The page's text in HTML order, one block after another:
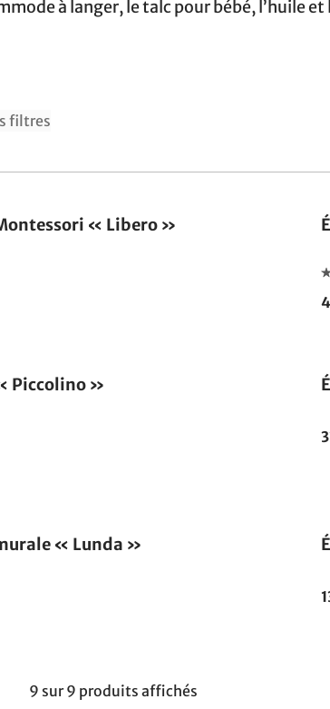
à langer, le talc pour bébé, l’huile
filtres
« Libero »
Piccolino »
« Lunda »
9 sur 9 produits affichés